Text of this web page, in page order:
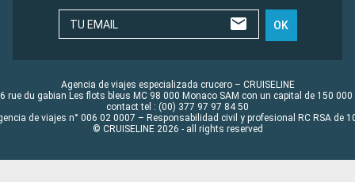
TU EMAIL OK
Agencia de viajes especializada crucero – CRUISELINE
rue du gabian Les flots bleus MC 98 000 Monaco SAM con un capital de 150 000
contact tel : (00) 377 97 97 84 50
de viajes n° 006 02 0007 – Responsabilidad civil y profesional RC RSA de
© CRUISELINE 2026 - all rights reserved